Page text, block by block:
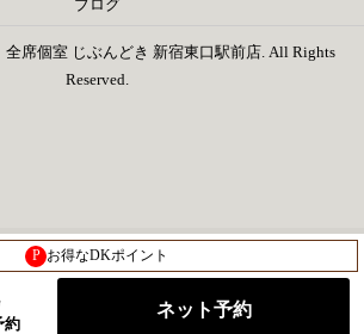
ブログ
席個室 じぶんどき 新宿東口駅前店. All Rights
Reserved.
P お得なDKポイント
約
ネット予約